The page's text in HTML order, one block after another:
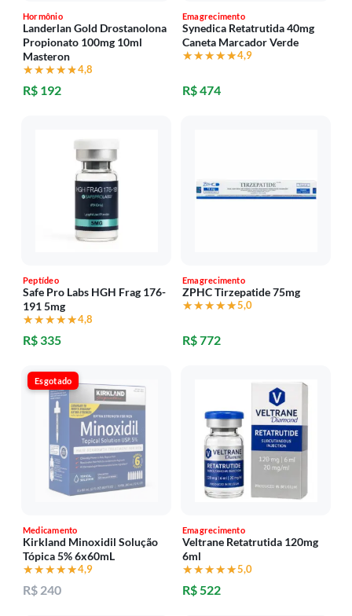
Hormônio
Landerlan Gold Drostanolona
Propionato 100mg 10ml
Masteron
★★★★★
★★★★★4,8
R$ 192
Emagrecimento
Synedica Retatrutida 40mg
Caneta Marcador Verde
★★★★★
★★★★★4,9
R$ 474
Peptídeo
Safe Pro Labs HGH Frag 176-
191 5mg
★★★★★
★★★★★4,8
R$ 335
Emagrecimento
ZPHC Tirzepatide 75mg
★★★★★
★★★★★5,0
R$ 772
Esgotado
Medicamento
Kirkland Minoxidil Solução
Tópica 5% 6x60mL
★★★★★
★★★★★4,9
R$ 240
Emagrecimento
Veltrane Retatrutida 120mg
6ml
★★★★★
★★★★★5,0
R$ 522